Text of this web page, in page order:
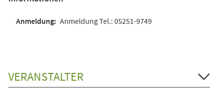
Anmeldung Tel.: 05251-9749
VERANSTALTER